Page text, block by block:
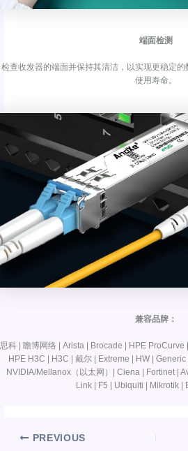
端面检测
检查收发器的端面并保持其清洁，以实现更稳定
使用寿命。
兼容品牌：
思科 | 瞻博网络 | Arista | Brocade | HPE
HPE H3C | H3C | 戴尔 | Extreme | HW |
NVIDIA/Mellanox（以太网）| Ciena | Fortinet |
Link | F5 | Ubiquiti | Mikrotik |
PREVIOUS